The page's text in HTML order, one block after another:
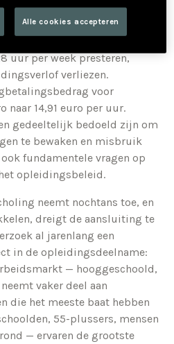
het Vlaams
wijzigingen.
uur per week presteren,
verliezen.
voor
naar 14,91 euro per uur.
gedeeltelijk bedoeld zijn om
te bewaken en misbruik
fundamentele vragen op
opleidingsbeleid.
neemt nochtans toe, en
dreigt de aansluiting te
al jarenlang een
in de opleidingsdeelname:
— hooggeschoold,
vaker deel aan
die het meeste baat hebben
55-plussers, mensen
— ervaren de grootste
Alle cookies accepteren